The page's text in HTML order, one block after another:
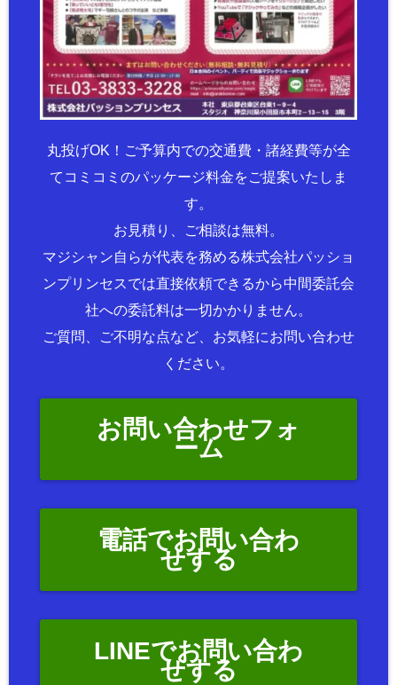
丸投げOK！ご予算内での交通費・諸経費等が全
てコミコミのパッケージ料金をご提案いたしま
す。
お見積り、ご相談は無料。
マジシャン自らが代表を務める株式会社パッショ
ンプリンセスでは直接依頼できるから中間委託会
社への委託料は一切かかりません。
ご質問、ご不明な点など、お気軽にお問い合わせ
ください。
お問い合わせフォ
ーム
電話でお問い合わ
せする
LINEでお問い合わ
せする